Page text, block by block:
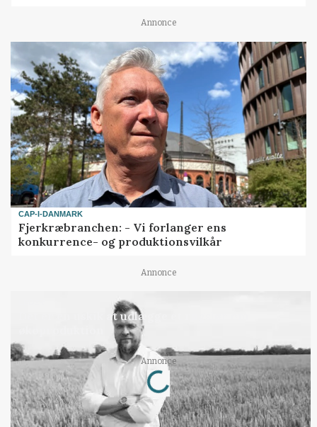
Annonce
CAP-I-DANMARK
Fjerkræbranchen: - Vi forlanger ens
konkurrence- og produktionsvilkår
Annonce
Det er en uskik at udlægge et røgslør om
Annonce
Loading...